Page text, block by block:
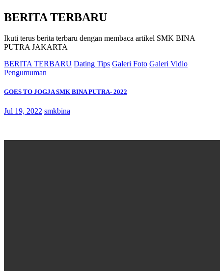
BERITA TERBARU
Ikuti terus berita terbaru dengan membaca artikel SMK BINA
PUTRA JAKARTA
BERITA TERBARU Dating Tips Galeri Foto Galeri Vidio
Pengumuman
GOES TO JOGJA SMK BINA PUTRA- 2022
Jul 19, 2022 smkbina